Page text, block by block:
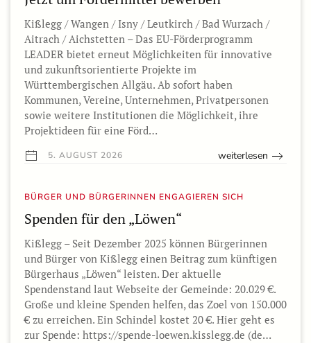
Kißlegg / Wangen / Isny / Leutkirch / Bad Wurzach /
Aitrach / Aichstetten – Das EU-Förderprogramm
LEADER bietet erneut Möglichkeiten für innovative
und zukunftsorientierte Projekte im
Württembergischen Allgäu. Ab sofort haben
Kommunen, Vereine, Unternehmen, Privatpersonen
sowie weitere Institutionen die Möglichkeit, ihre
Projektideen für eine Förd…
5. AUGUST 2026 weiterlesen
BÜRGER UND BÜRGERINNEN ENGAGIEREN SICH
Spenden für den „Löwen“
Kißlegg – Seit Dezember 2025 können Bürgerinnen
und Bürger von Kißlegg einen Beitrag zum künftigen
Bürgerhaus „Löwen“ leisten. Der aktuelle
Spendenstand laut Webseite der Gemeinde: 20.029 €.
Große und kleine Spenden helfen, das Zoel von 150.000
€ zu erreichen. Ein Schindel kostet 20 €. Hier geht es
zur Spende: https://spende-loewen.kisslegg.de (de…